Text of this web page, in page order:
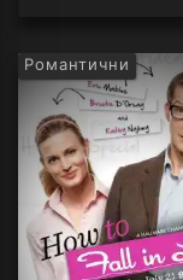
Романтични